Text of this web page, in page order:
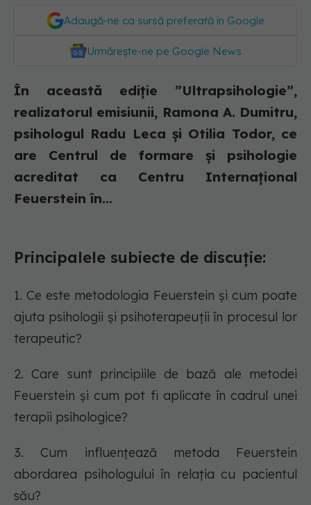
Adaugă-ne ca sursă preferată în Google
Urmărește-ne pe Google News
În această ediție ”Ultrapsihologie”,
realizatorul emisiunii, Ramona A. Dumitru,
psihologul Radu Leca și Otilia Todor, ce
are Centrul de formare și psihologie
acreditat ca Centru Internațional
Feuerstein în...
Principalele subiecte de discuție:
1. Ce este metodologia Feuerstein și cum poate
ajuta psihologii și psihoterapeuții în procesul lor
terapeutic?
2. Care sunt principiile de bază ale metodei
Feuerstein și cum pot fi aplicate în cadrul unei
terapii psihologice?
3. Cum influențează metoda Feuerstein
abordarea psihologului în relația cu pacientul
său?